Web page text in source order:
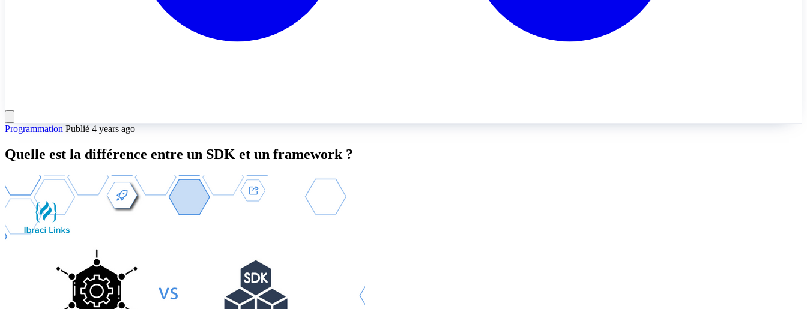
Programmation Publié 4 years ago
Quelle est la différence entre un SDK et un framework ?